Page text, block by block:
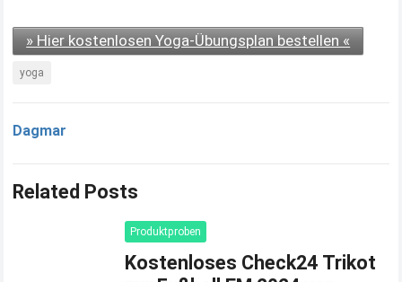
» Hier kostenlosen Yoga-Übungsplan bestellen «
yoga
Dagmar
Related Posts
Produktproben
Kostenloses Check24 Trikot